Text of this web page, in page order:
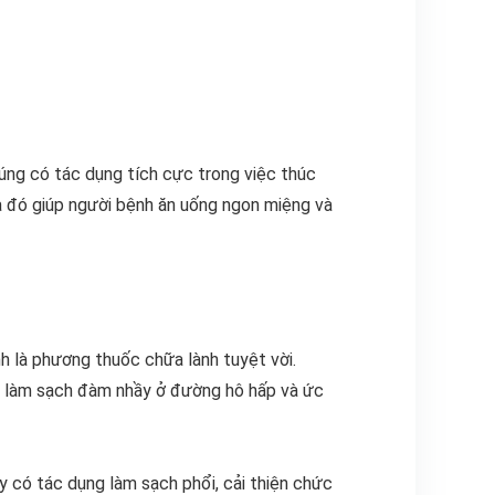
có tác dụng tích cực trong việc thúc
giúp người bệnh ăn uống ngon miệng và
là phương thuốc chữa lành tuyệt vời.
sạch đàm nhầy ở đường hô hấp và ức
có tác dụng làm sạch phổi, cải thiện chức